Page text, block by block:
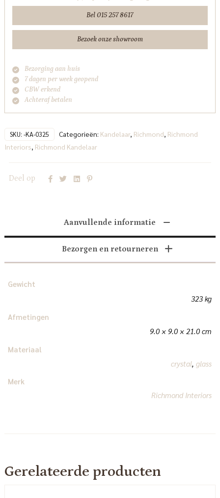
Bel 015 257 8617
Bezoek onze showroom
Bezorging aan huis
7 dagen per week geopend
CBW erkend
Achteraf betalen
SKU: -KA-0325 Categorieën: Kandelaar, Richmond Richmond
Interiors Richmond Kandelaar
Deel op
Aanvullende informatie
Bezorgen en retourneren
Gewicht
323 kg
Afmetingen
9.0 × 9.0 × 21.0 cm
Materiaal
crystal,glass
Merk
Richmond Interiors
Gerelateerde producten